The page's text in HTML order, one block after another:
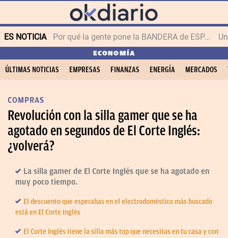
ES NOTICIA Por qué la gente pone la BANDERA de ESPAÑA en el balcón
ECONOMÍA
ÚLTIMAS NOTICIAS EMPRESAS FINANZAS ENERGÍA MERCADOS
COMPRAS
Revolución con la silla gamer que se ha
agotado en segundos de El Corte Inglés:
¿volverá?
La silla gamer de El Corte Inglés que se ha agotado en
muy poco tiempo.
El descuento que esperabas en el electrodoméstico más buscado
está en El Corte Inglés
El Corte Inglés tiene la silla más top que necesitas en tu casa y con